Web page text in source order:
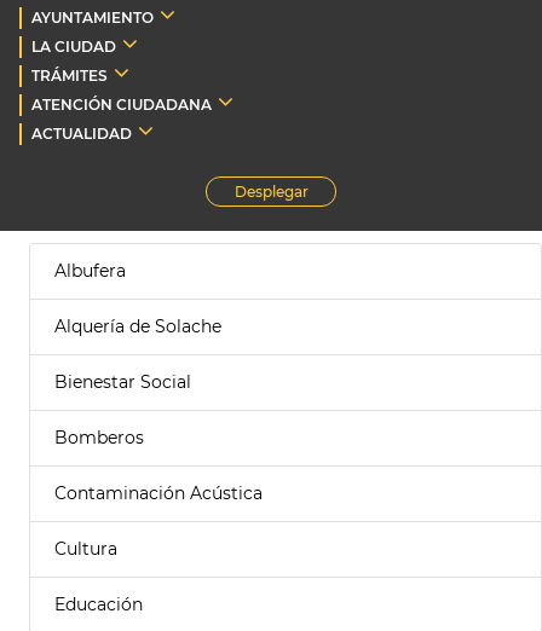
AYUNTAMIENTO
LA CIUDAD
TRÁMITES
ATENCIÓN CIUDADANA
ACTUALIDAD
Desplegar
Albufera
Alquería de Solache
Bienestar Social
Bomberos
Contaminación Acústica
Cultura
Educación